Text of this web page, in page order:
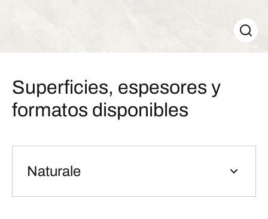
Superficies, espesores y
formatos disponibles
Naturale